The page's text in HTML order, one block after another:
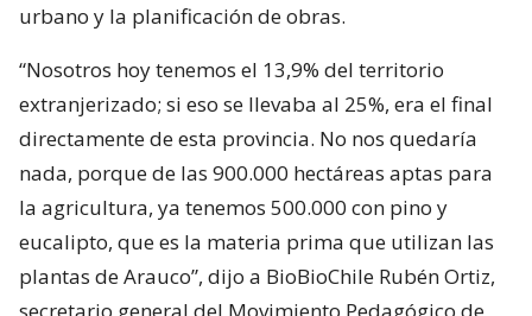
urbano y la planificación de obras.
“Nosotros hoy tenemos el 13,9% del territorio
extranjerizado; si eso se llevaba al 25%, era el final
directamente de esta provincia. No nos quedaría
nada, porque de las 900.000 hectáreas aptas para
la agricultura, ya tenemos 500.000 con pino y
eucalipto, que es la materia prima que utilizan las
plantas de Arauco”, dijo a BioBioChile Rubén Ortiz,